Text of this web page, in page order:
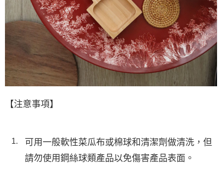
【注意事項】
可用一般軟性菜瓜布或棉球和清潔劑做清洗，但
請勿使用鋼絲球類產品以免傷害產品表面。